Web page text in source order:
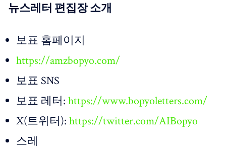
뉴스레터 편집장 소개
보표 홈페이지
https://amzbopyo.com/
보표 SNS
보표 레터: https://www.bopyoletters.com/
X(트위터): https://twitter.com/AIBopyo
스레